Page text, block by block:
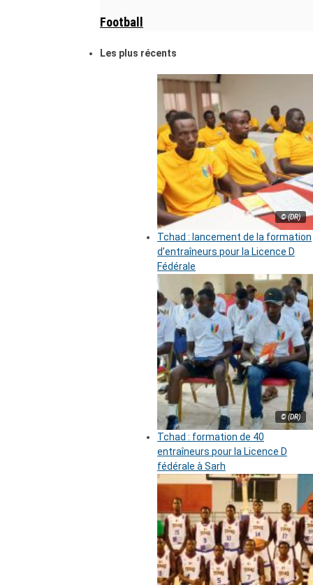
Football
Les plus récents
© (DR)
Tchad : lancement de la formation
d’entraîneurs pour la Licence D
Fédérale
© (DR)
Tchad : formation de 40
entraîneurs pour la Licence D
fédérale à Sarh